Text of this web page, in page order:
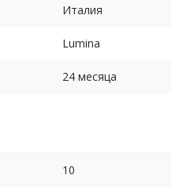
Италия
Lumina
24 месяца
10